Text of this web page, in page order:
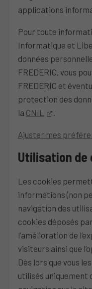
applications
Pour toute
Informatique et
données
FREDERIC, vous
FREDERIC et
protection des
la CNIL
Ajuster mes
Utilisation de
Les cookies
informations (non
navigation des
cookies déposés
l’amélioration de
visiteurs ainsi que
Dès lors que vous
utilisés uniquement